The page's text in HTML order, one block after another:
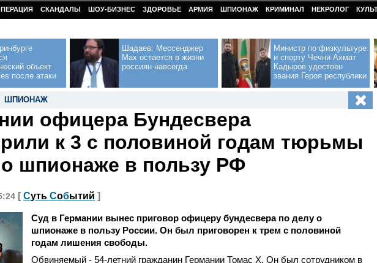
СКАНДАЛЫ ШОУ-БИЗНЕС ЗДОРОВЬЕ АРМИЯ ШПИОНАЖ КРИМИНАЛ НЕКРОЛОГ
объект
после атаки
Шадаев: Мессенджер
Max остается в жизни
россиян навсегда
Министр по физкультуре
и спорту Чечни Ахмат
Кадыров удостоен
звания Героя республики
ШПИОНАЖ
офицера Бундесвера
к 3 с половиной годам тюрьмы
шпионаже в пользу РФ
[ Суть Событий ]
Суд в Германии вынес приговор офицеру бундесвера по делу о
шпионаже в пользу России. Он был приговорен к трем с половиной
годам лишения свободы.
Обвиняемый - 54-летний гражданин Германии Томас Х. Он был сотрудником в